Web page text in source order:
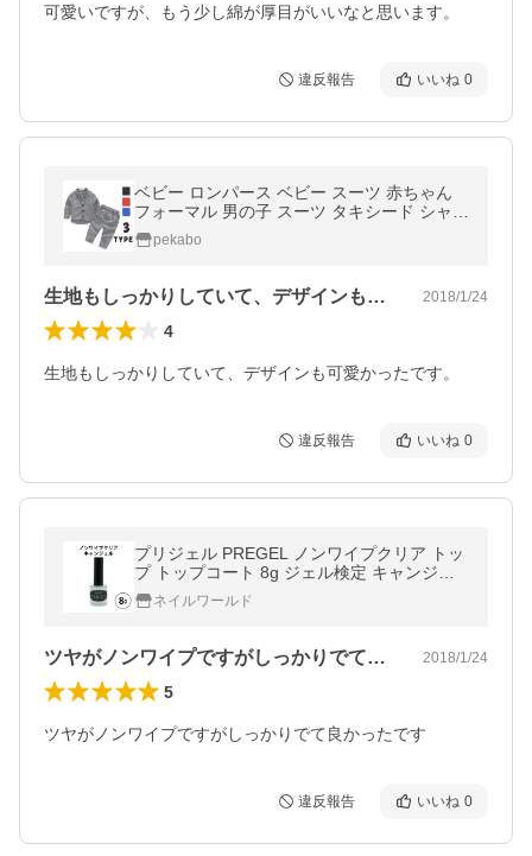
可愛いですが、もう少し綿が厚目がいいなと思います。
違反報告 いいね 0
ベビー ロンパース ベビー スーツ 赤ちゃん
フォーマル 男の子 スーツ タキシード シャツ
チェック柄 新生児 カバーオール 着ぐるみ 結
婚式 出産祝い お宮参り
pekabo
生地もしっかりしていて、デザインも可愛… 2018/1/24
4
生地もしっかりしていて、デザインも可愛かったです。
違反報告 いいね 0
プリジェル PREGEL ノンワイプクリア トッ
プ トップコート 8g ジェル検定 キャンジェ
ル ジェルネイル LED UV セルフ トップジェ
ル ネイル用ジェル 新品 送料無料
ネイルワールド
ツヤがノンワイプですがしっかりでて良か… 2018/1/24
5
ツヤがノンワイプですがしっかりでて良かったです
違反報告 いいね 0